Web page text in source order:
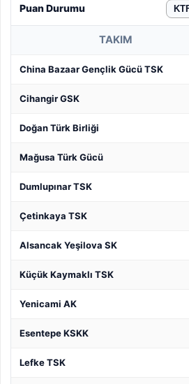
Puan Durumu
TAKIM
China Bazaar Gençlik Gücü TSK
Cihangir GSK
Doğan Türk Birliği
Mağusa Türk Gücü
Dumlupınar TSK
Çetinkaya TSK
Alsancak Yeşilova SK
Küçük Kaymaklı TSK
Yenicami AK
Esentepe KSKK
Lefke TSK